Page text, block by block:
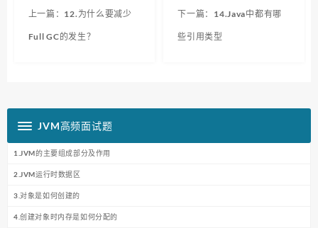
上一篇：12.为什么要减少
Full GC的发生？
下一篇：14.Java中都有哪
些引用类型
JVM高频面试题
1.JVM的主要组成部分及作用
2.JVM运行时数据区
3.对象是如何创建的
4.创建对象时内存是如何分配的